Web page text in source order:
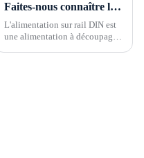
Faites-nous connaître l'alimentation sur rail Din Qu'est-ce qu'une alimentation sur rail DIN ?
L'alimentation sur rail DIN est
une alimentation à découpage.